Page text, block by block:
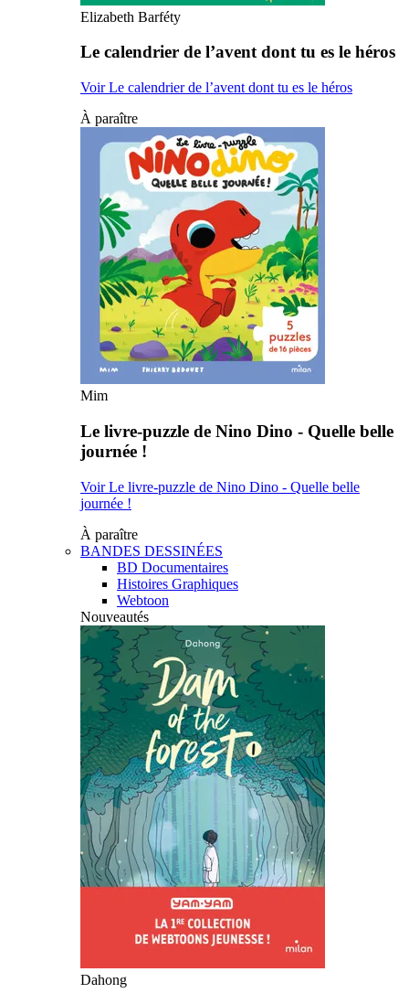
Elizabeth Barféty
Le calendrier de l’avent dont tu es le héros
Voir Le calendrier de l’avent dont tu es le héros
À paraître
Mim
Le livre-puzzle de Nino Dino - Quelle belle
journée !
Voir Le livre-puzzle de Nino Dino - Quelle belle
journée !
À paraître
BANDES DESSINÉES
BD Documentaires
Histoires Graphiques
Webtoon
Nouveautés
Dahong